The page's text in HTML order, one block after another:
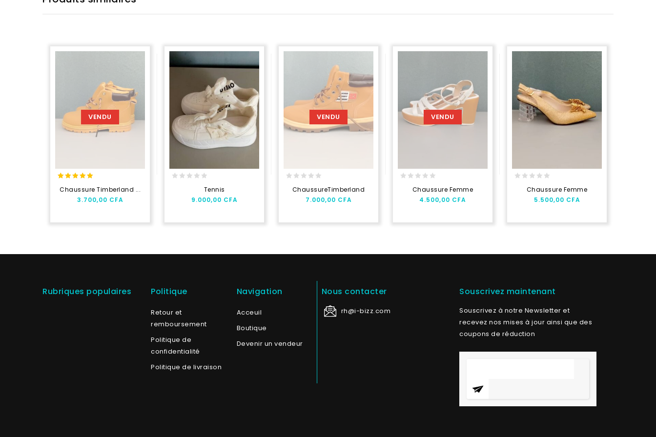
VENDU
out of 5
Chaussure Timberland ...
3.700,00 CFA
Tennis
9.000,00 CFA
VENDU
outChaussureTimberland
7.000,00 CFA
VENDU
Chaussure Femme
4.500,00 CFA
Chaussure Femme
5.500,00 CFA
Rubriques populaires Politique
Retour et
remboursement
Politique de
confidentialité
Politique de livraison
Navigation
Acceuil
Boutique
Devenir un vendeur
Nous contacter
rh@i-bizz.com
Souscrivez maintenant
Souscrivez à notre Newsletter et
recevez nos mises à jour ainsi que des
coupons de réduction